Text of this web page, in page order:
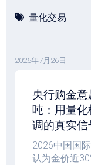
量化交易
2026年7月26日
央行购金意
吨：用量化
调的真实信
2026中国国
认为金价近